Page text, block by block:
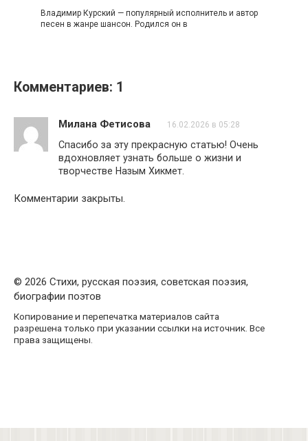
Владимир Курский — популярный исполнитель и автор
песен в жанре шансон. Родился он в
Комментариев: 1
Милана Фетисова 16.02.2026 в 05:28
Спасибо за эту прекрасную статью! Очень
вдохновляет узнать больше о жизни и
творчестве Назым Хикмет.
Комментарии закрыты.
© 2026 Стихи, русская поэзия, советская поэзия,
биографии поэтов
Копирование и перепечатка материалов сайта
разрешена только при указании ссылки на источник. Все
права защищены.